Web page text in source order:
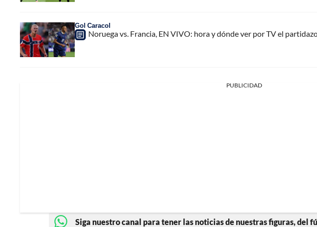
Gol Caracol
Noruega vs. Francia, EN VIVO: hora y dónde ver por TV el
PUBLICIDAD
Siga nuestro canal para tener las noticias de nuestras figuras, del